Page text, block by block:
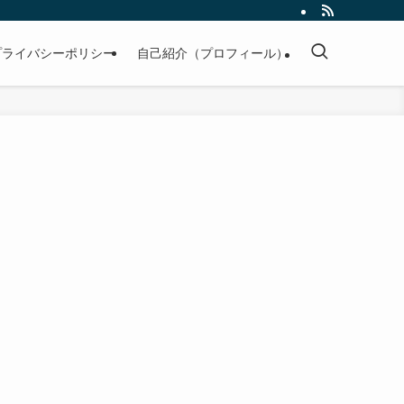
イバシーポリシー 自己紹介（プロフィール）